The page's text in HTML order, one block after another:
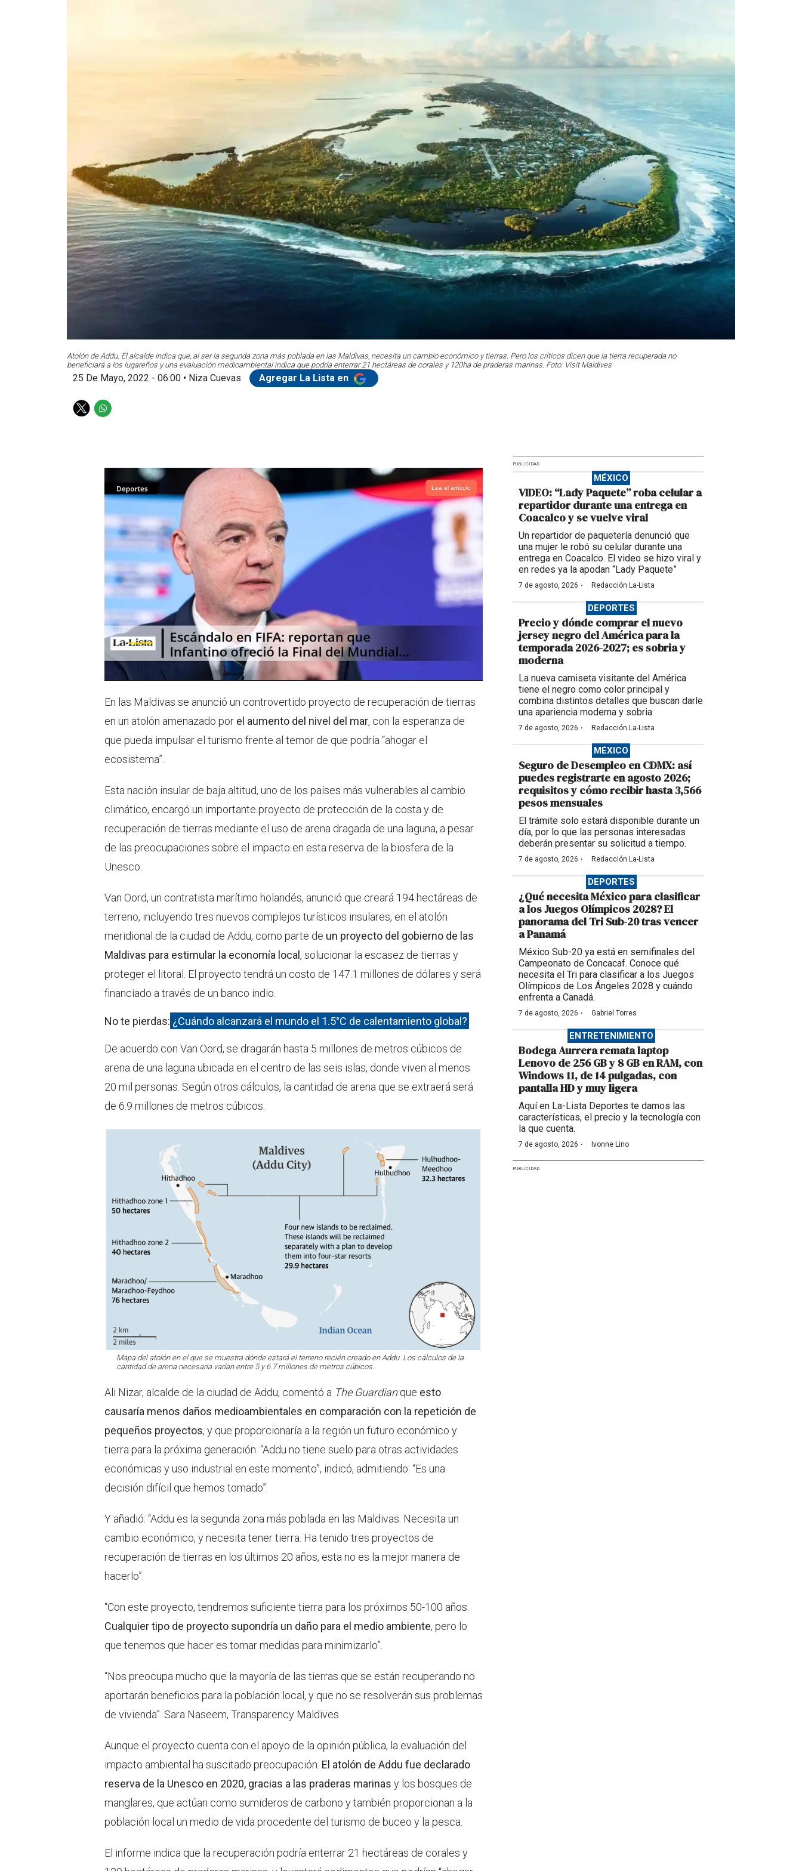
Atolón de Addu. El alcalde indica que, al ser la segunda zona más poblada en las Maldivas, necesita un cambio económico y tierras. Pero los críticos dicen que la tierra recuperada no
beneficiará a los lugareños y una evaluación medioambiental indica que podría enterrar 21 hectáreas de corales y 120ha de praderas marinas. Foto: Visit Maldives
25 De Mayo, 2022 - 06:00 • Niza Cuevas Agregar La Lista en
T
W
p
Lea el artículo
En las Maldivas se anunció un controvertido proyecto de recuperación de tierras
en un atolón amenazado por el aumento del nivel del mar, con la esperanza de
que pueda impulsar el turismo frente al temor de que podría “ahogar el
ecosistema”.
Esta nación insular de baja altitud, uno de los países más vulnerables al cambio
climático, encargó un importante proyecto de protección de la costa y de
recuperación de tierras mediante el uso de arena dragada de una laguna, a pesar
de las preocupaciones sobre el impacto en esta reserva de la biosfera de la
Unesco.
Van Oord, un contratista marítimo holandés, anunció que creará 194 hectáreas de
terreno, incluyendo tres nuevos complejos turísticos insulares, en el atolón
meridional de la ciudad de Addu, como parte de un proyecto del gobierno de las
Maldivas para estimular la economía local, solucionar la escasez de tierras y
proteger el litoral. El proyecto tendrá un costo de 147.1 millones de dólares y será
financiado a través de un banco indio.
No te pierdas: ¿Cuándo alcanzará el mundo el 1.5°C de calentamiento global?
De acuerdo con Van Oord, se dragarán hasta 5 millones de metros cúbicos de
arena de una laguna ubicada en el centro de las seis islas, donde viven al menos
20 mil personas. Según otros cálculos, la cantidad de arena que se extraerá será
de 6.9 millones de metros cúbicos.
Mapa del atolón en el que se muestra dónde estará el terreno recién creado en Addu. Los cálculos de la
cantidad de arena necesaria varían entre 5 y 6.7 millones de metros cúbicos.
Ali Nizar, alcalde de la ciudad de Addu, comentó a The Guardianque esto
causaría menos daños medioambientales en comparación con la repetición de
pequeños proyectos, y que proporcionaría a la región un futuro económico y
tierra para la próxima generación. “Addu no tiene suelo para otras actividades
económicas y uso industrial en este momento”, indicó, admitiendo: “Es una
decisión difícil que hemos tomado”.
Y añadió: “Addu es la segunda zona más poblada en las Maldivas. Necesita un
cambio económico, y necesita tener tierra. Ha tenido tres proyectos de
recuperación de tierras en los últimos 20 años, esta no es la mejor manera de
hacerlo”.
“Con este proyecto, tendremos suficiente tierra para los próximos 50-100 años.
Cualquier tipo de proyecto supondría un daño para el medio ambiente, pero lo
que tenemos que hacer es tomar medidas para minimizarlo”.
“Nos preocupa mucho que la mayoría de las tierras que se están recuperando no
aportarán beneficios para la población local, y que no se resolverán sus problemas
de vivienda”. Sara Naseem, Transparency Maldives
Aunque el proyecto cuenta con el apoyo de la opinión pública, la evaluación del
impacto ambiental ha suscitado preocupación. El atolón de Addu fue declarado
reserva de la Unesco en 2020, gracias a las praderas marinas y los bosques de
manglares, que actúan como sumideros de carbono y también proporcionan a la
población local un medio de vida procedente del turismo de buceo y la pesca.
El informe indica que la recuperación podría enterrar 21 hectáreas de corales y
PUBLICIDAD
MÉXICO
VIDEO: “Lady Paquete” roba celular a
repartidor durante una entrega en
Coacalco y se vuelve viral
Un repartidor de paquetería denunció que
una mujer le robó su celular durante una
entrega en Coacalco. El video se hizo viral y
en redes ya la apodan “Lady Paquete”
7 de agosto, 2026 · Redacción La-Lista
DEPORTES
Precio y dónde comprar el nuevo
jersey negro del América para la
temporada 2026-2027; es sobria y
moderna
La nueva camiseta visitante del América
tiene el negro como color principal y
combina distintos detalles que buscan darle
una apariencia moderna y sobria
7 de agosto, 2026 · Redacción La-Lista
MÉXICO
Seguro de Desempleo en CDMX: así
puedes registrarte en agosto 2026;
requisitos y cómo recibir hasta 3,566
pesos mensuales
El trámite solo estará disponible durante un
día, por lo que las personas interesadas
deberán presentar su solicitud a tiempo.
7 de agosto, 2026 · Redacción La-Lista
DEPORTES
¿Qué necesita México para clasificar
a los Juegos Olímpicos 2028? El
panorama del Tri Sub-20 tras vencer
a Panamá
México Sub-20 ya está en semifinales del
Campeonato de Concacaf. Conoce qué
necesita el Tri para clasificar a los Juegos
Olímpicos de Los Ángeles 2028 y cuándo
enfrenta a Canadá.
7 de agosto, 2026 · Gabriel Torres
ENTRETENIMIENTO
Bodega Aurrera remata laptop
Lenovo de 256 GB y 8 GB en RAM, con
Windows 11, de 14 pulgadas, con
pantalla HD y muy ligera
Aquí en La-Lista Deportes te damos las
características, el precio y la tecnología con
la que cuenta.
7 de agosto, 2026 · Ivonne Lino
PUBLICIDAD